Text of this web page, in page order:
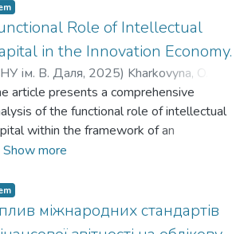
Role of Intellectual
in the Innovation Economy.
ім. В. Даля, 2025) Kharkovyna, O. H.
Y. I.;Харковина, О. Г.;Бєлоусов,
article presents a comprehensive
of the functional role of intellectual
within the framework of an
driven economy. The study
of tangible and financial
toward the growing importance
intangible assets, among which
Show more
міжнародних стандартів